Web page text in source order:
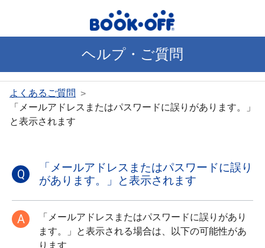
ヘルプ・ご質問
よくあるご質問 >
「メールアドレスまたはパスワードに誤りがあります。」
と表示されます
Q
「メールアドレスまたはパスワードに誤り
があります。」と表示されます
A
「メールアドレスまたはパスワードに誤りがあり
ます。」と表示される場合は、以下の可能性があ
ります